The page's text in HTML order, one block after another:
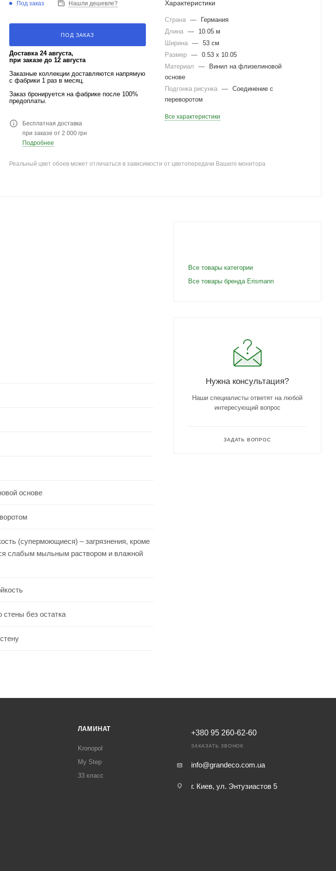
Под заказ Нашли дешевле?
ПОД ЗАКАЗ
Доставка 24 августа,
при заказе до 12 августа
Заказные коллекции доставляются напрямую
с фабрики 1 раз в месяц.
Заказ бронируется на фабрике после 100%
предоплаты.
Бесплатная доставка
при заказе от 2 000 грн
Подробнее
Характеристики
Страна —
Германия
Длина —
10.05 м
Ширина — 53 см
Размер — 0.53 x 10.05
Материал
—
Винил на флизелиновой
основе
Подгонка рисунка — Соединение с
переворотом
Все характеристики
Реальный цвет обоев может отличаться в зависимости от цветопередачи Вашего монитора
основе
(супермоющиеся) – загрязнения, кроме
слабым мыльным раствором и влажной
без остатка
Все товары категории
Все товары бренда Erismann
Нужна консультация?
Наши специалисты ответят на любой
интересующий вопрос
ЗАДАТЬ ВОПРОС
ЛАМИНАТ
Kronopol
My Step
33 класс
+380 95 260-62-60
ЗАКАЗАТЬ ЗВОНОК
info@grandeco.com.ua
г. Киев, ул. Энтузиастов 5